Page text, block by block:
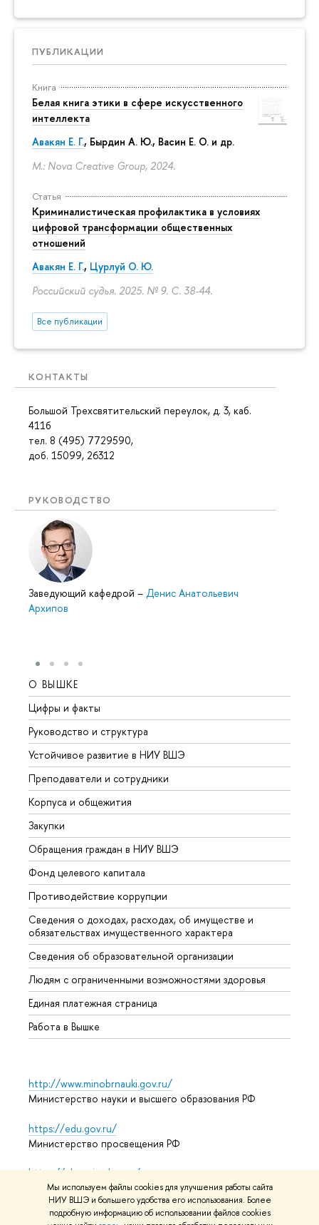
Мы используем файлы cookies для улучшения работы сайта
НИУ ВШЭ и большего удобства его использования. Более
подробную информацию об использовании файлов cookies
ПУБЛИКАЦИИ
Книга
Белая книга этики в сфере искусственного
интеллекта
Авакян Е. Г., Бырдин А. Ю., Васин Е. О. и др.
М.: Nova Creative Group, 2024.
Статья
Криминалистическая профилактика в условиях
цифровой трансформации общественных
отношений
Авакян Е. Г., Цурлуй О. Ю.
Российский судья. 2025. № 9. С. 38-44.
Все публикации
КОНТАКТЫ
Большой Трехсвятительский переулок, д. 3, каб.
411б
тел. 8 (495) 7729590,
доб. 15099, 26312
РУКОВОДСТВО
Заведующий кафедрой – Денис Анатольевич
Архипов
О ВЫШКЕ
Цифры и факты
Руководство и структура
Устойчивое развитие в НИУ ВШЭ
Преподаватели и сотрудники
Корпуса и общежития
Закупки
Обращения граждан в НИУ ВШЭ
Фонд целевого капитала
Противодействие коррупции
Сведения о доходах, расходах, об имуществе и
обязательствах имущественного характера
Сведения об образовательной организации
Людям с ограниченными возможностями здоровья
Единая платежная страница
Работа в Вышке
http://www.minobrnauki.gov.ru/
Министерство науки и высшего образования РФ
https://edu.gov.ru/
Министерство просвещения РФ
https://elearning.hse.ru/mooc
Массовые открытые онлайн-курсы